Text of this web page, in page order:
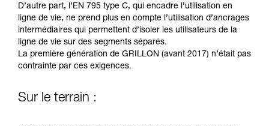
D’autre part, l’EN 795 type C, qui encadre l’utilisation en
ligne de vie, ne prend plus en compte l’utilisation d’ancrages
intermédiaires qui permettent d’isoler les utilisateurs de la
ligne de vie sur des segments séparés.
La première génération de GRILLON (avant 2017) n’était pas
contrainte par ces exigences.
Sur le terrain :